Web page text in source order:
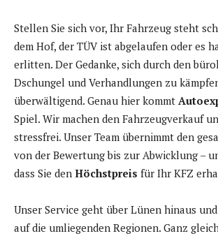
Stellen Sie sich vor, Ihr Fahrzeug steht
dem Hof, der TÜV ist abgelaufen oder es
erlitten. Der Gedanke, sich durch den
Dschungel und Verhandlungen zu
überwältigend. Genau hier kommt
Spiel. Wir machen den Fahrzeugverkauf
stressfrei. Unser Team übernimmt den
von der Bewertung bis zur Abwicklung –
dass Sie den Höchstpreis für Ihr KFZ
Unser Service geht über Lünen hinaus
auf die umliegenden Regionen. Ganz